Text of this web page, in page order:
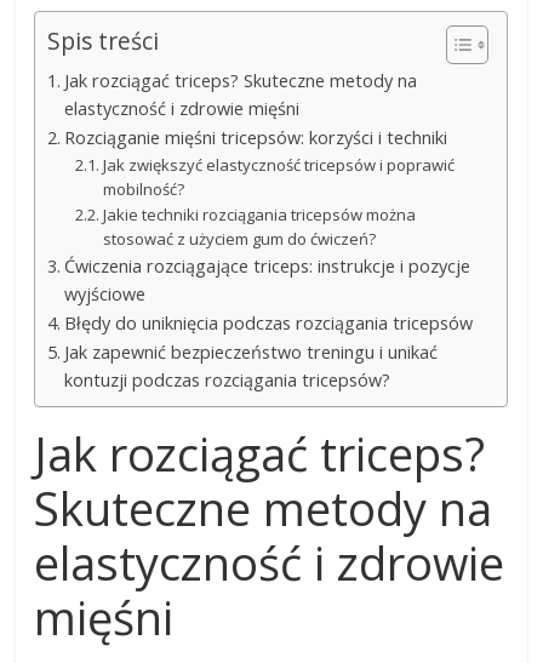
Spis treści
Jak rozciągać triceps? Skuteczne metody na
elastyczność i zdrowie mięśni
Rozciąganie mięśni tricepsów: korzyści i techniki
Jak zwiększyć elastyczność tricepsów i poprawić
mobilność?
Jakie techniki rozciągania tricepsów można
stosować z użyciem gum do ćwiczeń?
Ćwiczenia rozciągające triceps: instrukcje i pozycje
wyjściowe
Błędy do uniknięcia podczas rozciągania tricepsów
Jak zapewnić bezpieczeństwo treningu i unikać
kontuzji podczas rozciągania tricepsów?
Jak rozciągać triceps?
Skuteczne metody na
elastyczność i zdrowie
mięśni